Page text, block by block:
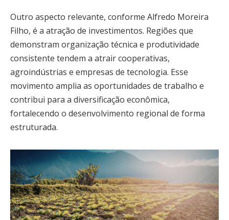
Outro aspecto relevante, conforme Alfredo Moreira
Filho, é a atração de investimentos. Regiões que
demonstram organização técnica e produtividade
consistente tendem a atrair cooperativas,
agroindústrias e empresas de tecnologia. Esse
movimento amplia as oportunidades de trabalho e
contribui para a diversificação econômica,
fortalecendo o desenvolvimento regional de forma
estruturada.